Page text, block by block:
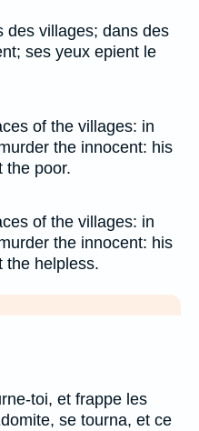
des villages; dans des
ses yeux epient le
of the villages: in
the innocent: his
the poor.
of the villages: in
the innocent: his
the helpless.
toi, et frappe les
se tourna, et ce